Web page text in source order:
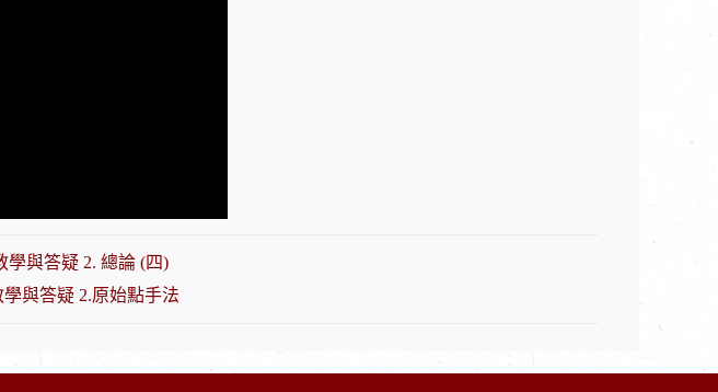
學與答疑 2. 總論 (四)
學與答疑 2.原始點手法